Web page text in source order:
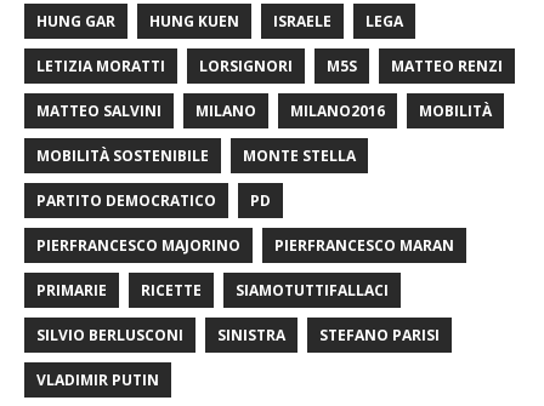
HUNG GAR HUNG KUEN ISRAELE LEGA
LETIZIA MORATTI LORSIGNORI M5S MATTEO RENZI
MATTEO SALVINI MILANO MILANO2016 MOBILITÀ
MOBILITÀ SOSTENIBILE MONTE STELLA
PARTITO DEMOCRATICO PD
PIERFRANCESCO MAJORINO PIERFRANCESCO MARAN
PRIMARIE RICETTE SIAMOTUTTIFALLACI
SILVIO BERLUSCONI SINISTRA STEFANO PARISI
VLADIMIR PUTIN